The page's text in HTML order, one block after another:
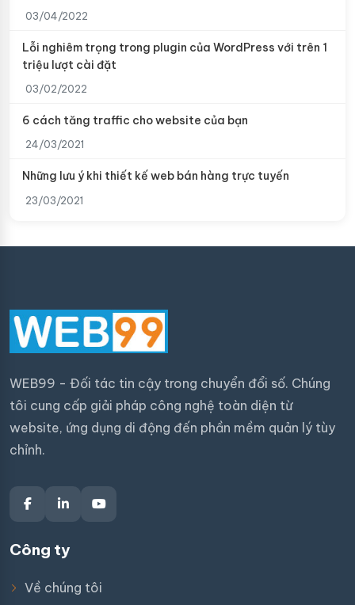
03/04/2022
Lỗi nghiêm trọng trong plugin của WordPress với trên 1
triệu lượt cài đặt
03/02/2022
6 cách tăng traffic cho website của bạn
24/03/2021
Những lưu ý khi thiết kế web bán hàng trực tuyến
23/03/2021
WEB99 - Đối tác tin cậy trong chuyển đổi số. Chúng
tôi cung cấp giải pháp công nghệ toàn diện từ
website, ứng dụng di động đến phần mềm quản lý tùy
chỉnh.
Công ty
Về chúng tôi